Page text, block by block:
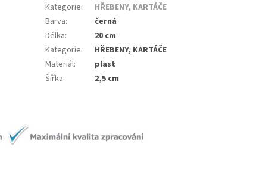
Kategorie:
HŘEBENY, KARTÁČE
Barva:
černá
Délka:
20 cm
Kategorie:
HŘEBENY, KARTÁČE
Materiál:
plast
Šířka: 2,5 cm